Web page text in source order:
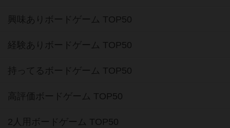
興味ありボードゲーム TOP50
経験ありボードゲーム TOP50
持ってるボードゲーム TOP50
高評価ボードゲーム TOP50
2人用ボードゲーム TOP50